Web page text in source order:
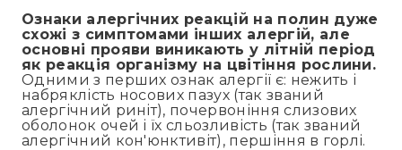
Ознаки алергічних реакцій на полин дуже
схожі з симптомами інших алергій, але
основні прояви виникають у літній період
як реакція організму на цвітіння рослини.
Одними з перших ознак алергії є: нежить і
набряклість носових пазух (так званий
алергічний риніт), почервоніння слизових
оболонок очей і їх сльозливість (так званий
алергічний кон'юнктивіт), першіння в горлі.